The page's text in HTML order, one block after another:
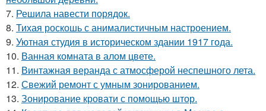
7. Решила навести порядок.
8. Тихая роскошь с анималистичным настроением.
9. Уютная студия в историческом здании 1917 года.
10. Ванная комната в алом цвете.
11. Винтажная веранда с атмосферой неспешного лета.
12. Свежий ремонт с умным зонированием.
13. Зонирование кровати с помощью штор.